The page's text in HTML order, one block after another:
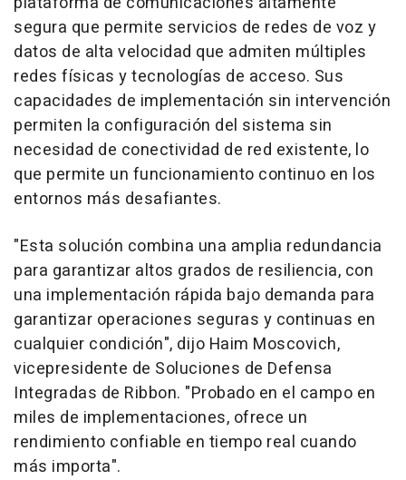
segura que permite servicios de redes de voz y
datos de alta velocidad que admiten múltiples
redes físicas y tecnologías de acceso. Sus
capacidades de implementación sin intervención
permiten la configuración del sistema sin
necesidad de conectividad de red existente, lo
que permite un funcionamiento continuo en los
entornos más desafiantes.
"Esta solución combina una amplia redundancia
para garantizar altos grados de resiliencia, con
una implementación rápida bajo demanda para
garantizar operaciones seguras y continuas en
cualquier condición", dijo Haim Moscovich,
vicepresidente de Soluciones de Defensa
Integradas de Ribbon. "Probado en el campo en
miles de implementaciones, ofrece un
rendimiento confiable en tiempo real cuando
más importa".